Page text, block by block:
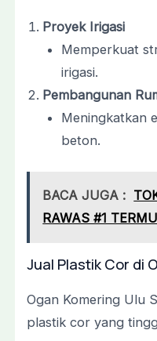
Proyek Irigasi
Memperkuat
irigasi.
Pembangunan
Meningkatkan
beton.
BACA JUGA :
RAWAS #1
Jual Plastik Cor di
Ogan Komering Ulu
plastik cor yang